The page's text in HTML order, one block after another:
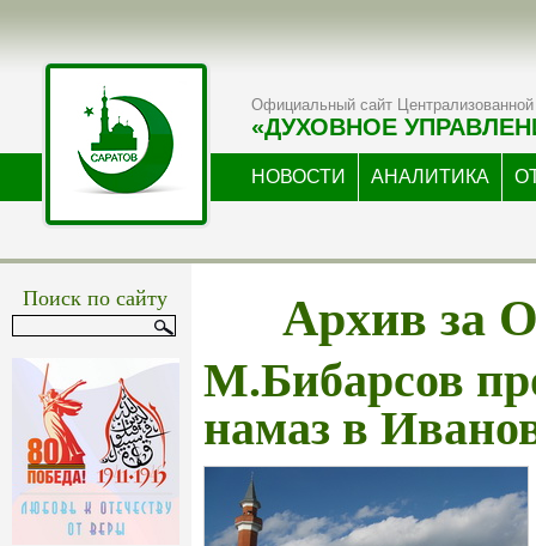
Официальный сайт Централизованной
«ДУХОВНОЕ
НОВОСТИ АНАЛИТИКА
Поиск по сайту Архив за
М.Бибарсов
намаз в